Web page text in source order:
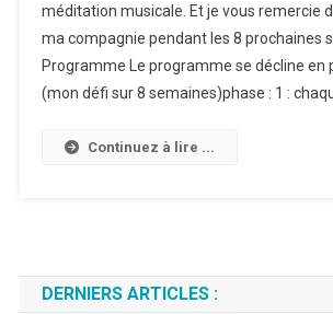
1
méditation musicale. Et je vous remercie
ma compagnie pendant les 8 prochaines
Programme Le programme se décline en
(mon défi sur 8 semaines)phase : 1 :
Continuez à lire ...
DERNIERS ARTICLES :